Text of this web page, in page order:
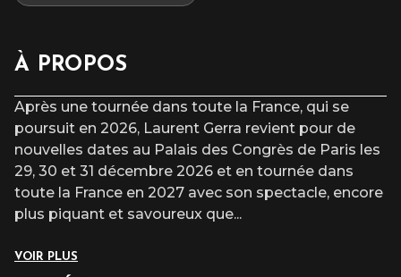
À PROPOS
Après une tournée dans toute la France, qui se
poursuit en 2026, Laurent Gerra revient pour de
nouvelles dates au Palais des Congrès de Paris les
29, 30 et 31 décembre 2026 et en tournée dans
toute la France en 2027 avec son spectacle, encore
plus piquant et savoureux que...
VOIR PLUS